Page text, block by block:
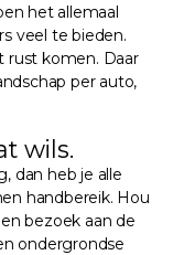
het allemaal
veel te bieden.
rust komen. Daar
per auto,
wils.
dan heb je alle
handbereik. Hou
bezoek aan de
ondergrondse